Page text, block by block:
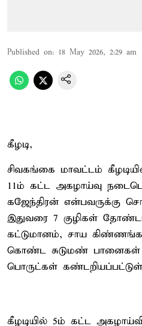
Published on: 18 May 2026, 2:29 am
கீழடி,
சிவகங்கை மாவட்டம்
11ம் கட்ட அகழாய்வு
கஜேந்திரன் என்பவருக்கு
இதுவரை 7 குழிகள்
கட்டுமானம், சாய
கொண்ட சுடுமண் பானைகள்
பொருட்கள்
கீழடியில் 5ம் கட்ட